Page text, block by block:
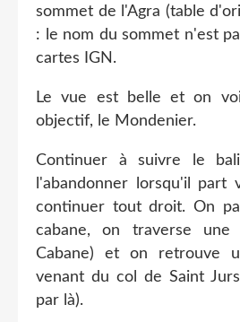
sommet de l'Agra (table
: le nom du sommet n'est
cartes IGN.
Le vue est belle et on
objectif, le Mondenier.
Continuer à suivre le
l'abandonner lorsqu'il part
continuer tout droit. On
cabane, on traverse
Cabane) et on retrouve
venant du col de Saint
par là).